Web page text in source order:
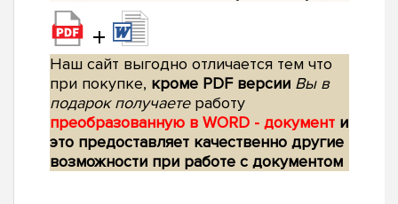
+
Наш сайт выгодно отличается тем что
при покупке, кроме PDF версии Вы в
подарок получаетеработу
преобразованную в WORD - документ и
это предоставляет качественно другие
возможности при работе с документом